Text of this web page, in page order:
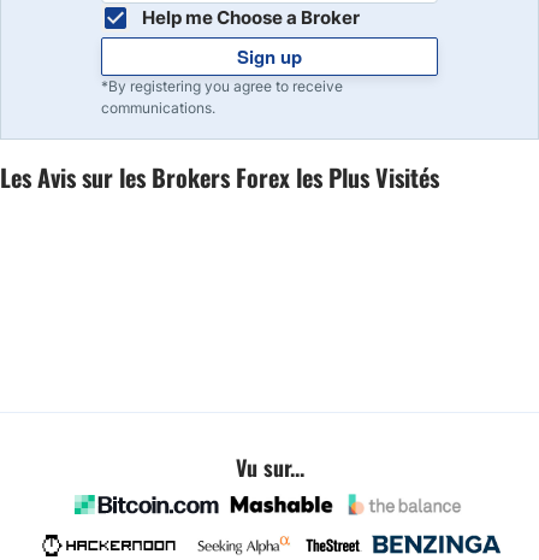
Help me Choose a Broker
Sign up
*By registering you agree to receive
communications.
Les Avis sur les Brokers Forex les Plus Visités
Vu sur...